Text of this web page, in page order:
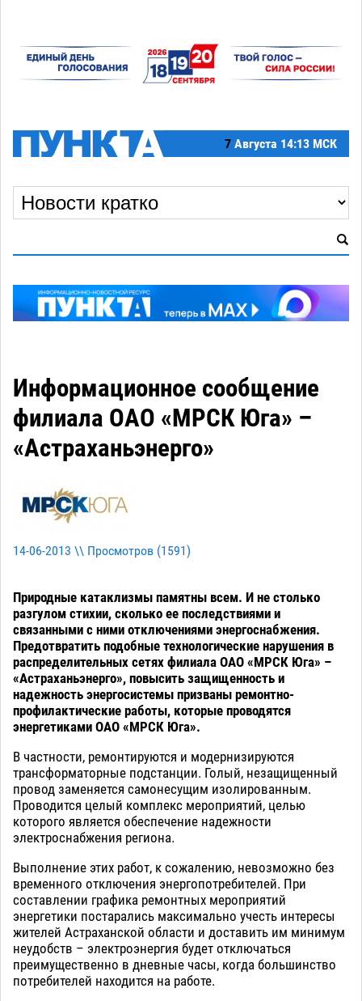
7 Августа 14:13 МСК
Информационное сообщение
филиала ОАО «МРСК Юга» –
«Астраханьэнерго»
14-06-2013 \\ Просмотров (1591)
Природные катаклизмы памятны всем. И не столько
разгулом стихии, сколько ее последствиями и
связанными с ними отключениями энергоснабжения.
Предотвратить подобные технологические нарушения в
распределительных сетях филиала ОАО «МРСК Юга» –
«Астраханьэнерго», повысить защищенность и
надежность энергосистемы призваны ремонтно-
профилактические работы, которые проводятся
энергетиками ОАО «МРСК Юга».
В частности, ремонтируются и модернизируются
трансформаторные подстанции. Голый, незащищенный
провод заменяется самонесущим изолированным.
Проводится целый комплекс мероприятий, целью
которого является обеспечение надежности
электроснабжения региона.
Выполнение этих работ, к сожалению, невозможно без
временного отключения энергопотребителей. При
составлении графика ремонтных мероприятий
энергетики постарались максимально учесть интересы
жителей Астраханской области и доставить им минимум
неудобств – электроэнергия будет отключаться
преимущественно в дневные часы, когда большинство
потребителей находится на работе.